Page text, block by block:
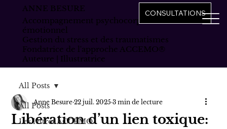
ANNE BESURE
Accompagnement psychocorporel et
émotionnel
Gestion du stress et des traumatismes
Fondatrice de l'approche ACCEMO®
Auteure | Illustratrice
CONSULTATIONS
All Posts
Les lettres ACCEMO
All Posts
Libération d’un lien toxique:
Anne Besure 22 juil. 2025 3 min de lecture